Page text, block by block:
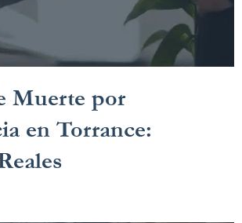
Muerte por
en Torrance: